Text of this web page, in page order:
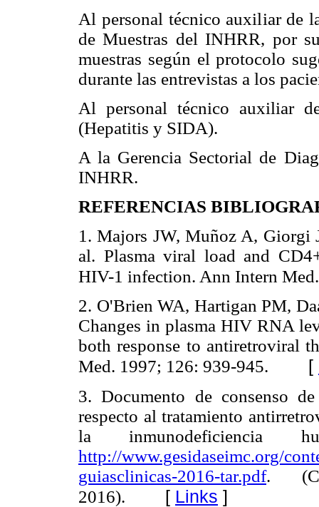
Al personal técnico auxiliar de
de Muestras del INHRR, por
muestras según el protocolo
durante las entrevistas a los
Al personal técnico auxiliar
(Hepatitis y SIDA).
A la Gerencia Sectorial de
INHRR.
REFERENCIAS
1. Majors JW, Muñoz A, Giorgi
al. Plasma viral load and
HIV-1 infection. Ann Intern
2. O'Brien WA, Hartigan PM,
Changes in plasma HIV RNA
both response to antiretroviral
Med. 1997; 126: 939-945. [
3. Documento de consenso
respecto al tratamiento
la inmunodeficiencia
http://www.gesidaseimc.org/
guiasclinicas-2016-tar.pdf.
2016). [ Links ]